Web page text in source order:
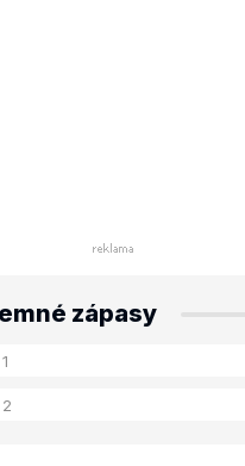
zápasy